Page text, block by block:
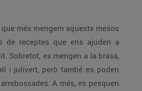
més mengem aquests mesos
de receptes que ens ajuden a
Sobretot, es mengen a la brasa,
i julivert, però també es poden
A més, es pesquen